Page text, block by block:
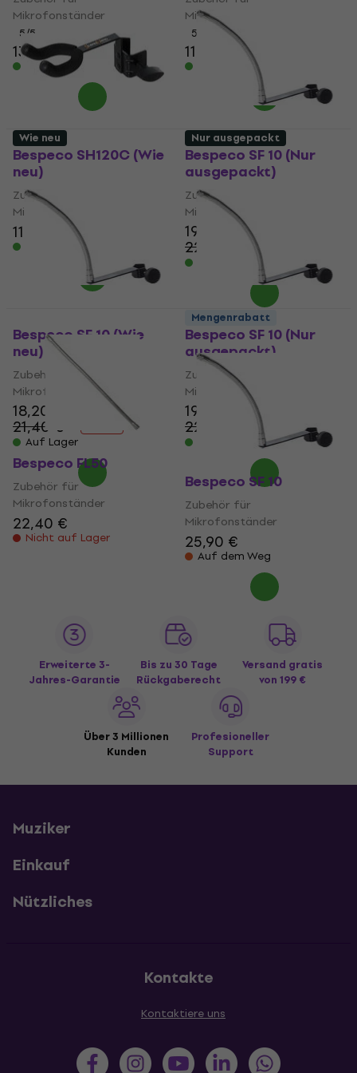
Mikrofonständer
5/5
13,80 €14,20 €
Auf Lager
Mikrofonständer
5
11,10 €
Bespeco SH120C (Wie
neu)
Zubehör für
Mikrofonständer
11,80 € 13,30 €
Bespeco SF 10 (Nur
ausgepackt)
Zubehör für
Mikrofonständer
19,80 €
22,80 €
Wie neu
Bespeco SF 10 (Wie
neu)
Zubehör für
Mikrofonständer
18,20 €
21,40 €
Auf Lager
Nur ausgepackt
Bespeco SF 10 (Nur
ausgepackt)
Zubehör für
Mikrofonständer
19,80 €
22,80 €
- 13 %
Bespeco FL50
Zubehör für
Mikrofonständer
22,40 €
Nicht auf Lager
Mengenrabatt
Bespeco SF 10
Zubehör für
Mikrofonständer
25,90 €
Auf dem Weg
Erweiterte 3-
Jahres-Garantie
Bis zu 30 Tage
Rückgaberecht
Versand gratis
von 199 €
Über 3 Millionen
Kunden
Profesioneller
Support
Muziker
Einkauf
Nützliches
Kontakte
Kontaktiere uns